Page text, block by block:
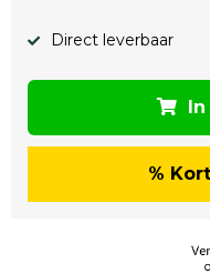
Direct leverbaar
%